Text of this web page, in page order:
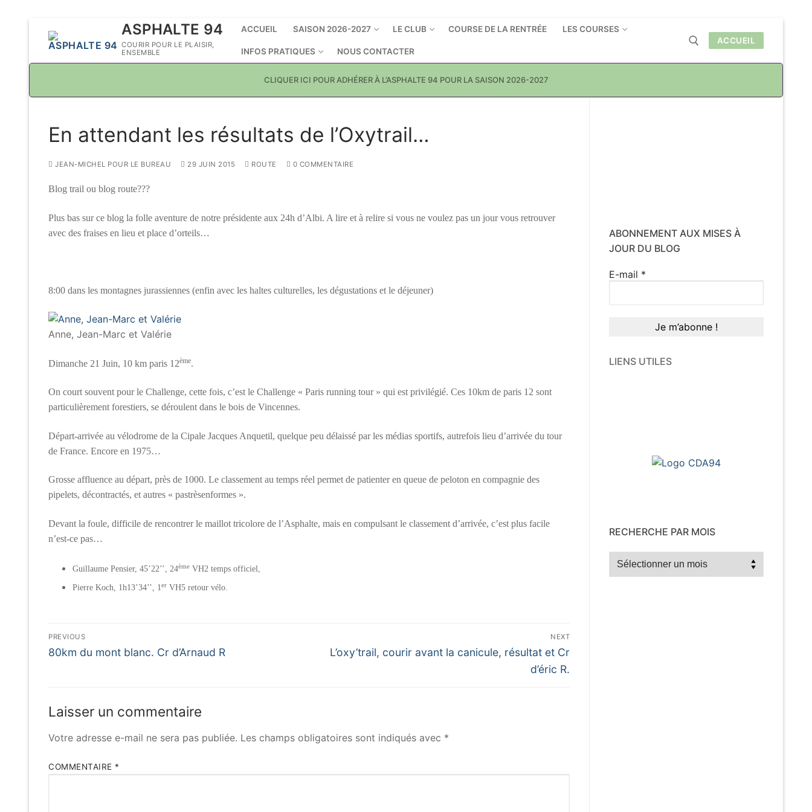
ASPHALTE 94
COURIR POUR LE PLAISIR,
ENSEMBLE
ACCUEIL SAISON 2026-2027 LE CLUB COURSE DE LA RENTRÉE LES COURSES
INFOS PRATIQUES NOUS CONTACTER
ACCUEIL
CLIQUER ICI POUR ADHÉRER À L’ASPHALTE 94 POUR LA SAISON 2026-2027
En attendant les résultats de l’Oxytrail…
JEAN-MICHEL POUR LE BUREAU 29 JUIN 2015 ROUTE 0 COMMENTAIRE
Blog trail ou blog route???
Plus bas sur ce blog la folle aventure de notre présidente aux 24h d’Albi. A lire et à relire si vous ne voulez pas un jour vous retrouver
avec des fraises en lieu et place d’orteils…
8:00 dans les montagnes jurassiennes (enfin avec les haltes culturelles, les dégustations et le déjeuner)
Anne, Jean-Marc et Valérie
Dimanche 21 Juin, 10 km paris 12ème.
On court souvent pour le Challenge, cette fois, c’est le Challenge « Paris running tour » qui est privilégié. Ces 10km de paris 12 sont
particulièrement forestiers, se déroulent dans le bois de Vincennes.
Départ-arrivée au vélodrome de la Cipale Jacques Anquetil, quelque peu délaissé par les médias sportifs, autrefois lieu d’arrivée du tour
de France. Encore en 1975…
Grosse affluence au départ, près de 1000. Le classement au temps réel permet de patienter en queue de peloton en compagnie des
pipelets, décontractés, et autres « pastrèsenformes ».
Devant la foule, difficile de rencontrer le maillot tricolore de l’Asphalte, mais en compulsant le classement d’arrivée, c’est plus facile
n’est-ce pas…
Guillaume Pensier, 45’22’’, 24ème VH2 temps officiel,
Pierre Koch, 1h13’34’’, 1er VH5 retour vélo.
Navigation
de
PREVIOUS
Previous
80km du mont blanc. Cr d’Arnaud R
NEXT
Next
L’oxy’trail, courir avant la canicule, résultat et Cr
d’éric R.
Laisser un commentaire
Votre adresse e-mail ne sera pas publiée. Les champs obligatoires sont indiqués avec *
COMMENTAIRE *
ABONNEMENT AUX MISES À
JOUR DU BLOG
E-mail *
LIENS UTILES
RECHERCHE PAR MOIS
Recherche